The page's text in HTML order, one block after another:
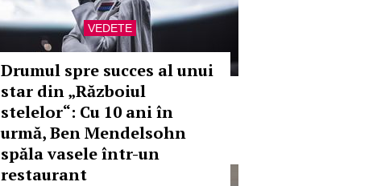
VEDETE
Drumul spre succes al unui
star din „Războiul
stelelor“: Cu 10 ani în
urmă, Ben Mendelsohn
spăla vasele într-un
restaurant